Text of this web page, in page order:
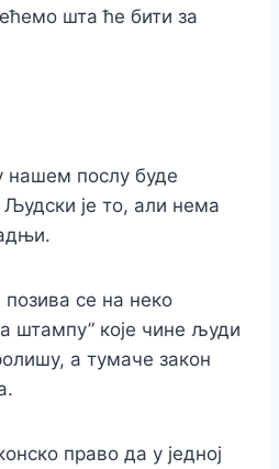
шта ће бити за
нашем послу буде
је то, али нема
се на неко
штампу” које чине људи
а тумаче закон
право да у једној